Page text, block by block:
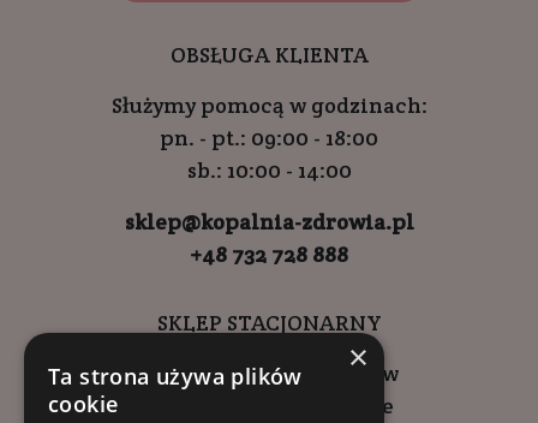
OBSŁUGA KLIENTA
Służymy pomocą w godzinach:
pn. - pt.: 09:00 - 18:00
sb.: 10:00 - 14:00
sklep@kopalnia-zdrowia.pl
+48 732 728 888
SKLEP STACJONARNY
ul. Wadowicka 6, Kraków
Kompleks Buma Square
×
Ta strona używa plików
cookie